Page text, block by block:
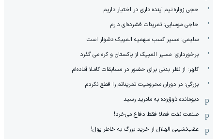
حجی زواره:تیم آینده داری در اختیار داریم
حاجی موسایی: تمرینات فشرده‌ای دارم
سلیمی: مسیر کسب سهمیه المپیک دشوار است
برخورداری: مسیر المپیک از پاکستان و کره می گذرد
کلهر: از نظر بدنی برای حضور در مسابقات کاملا آماده‌ام
بزرگی: در دوران محرومیت تمریناتم را قطع نکردم
دیومانده ذوق‌زده به مادرید رسید
صنعت نفت فعلا فقط دفاع می‌خرد!
عقب‌نشینی الهلال از خرید بزرگ به خاطر پول!